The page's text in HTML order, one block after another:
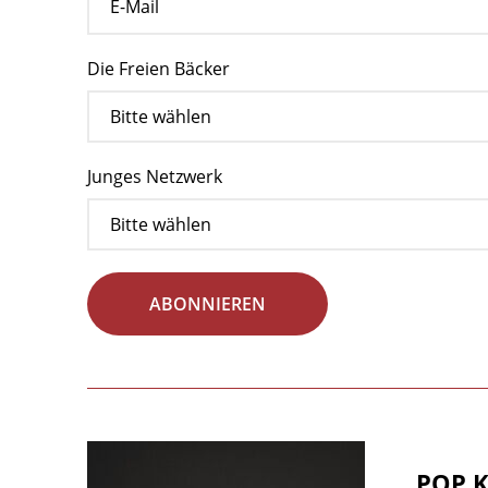
Die Freien Bäcker
Junges Netzwerk
ABONNIEREN